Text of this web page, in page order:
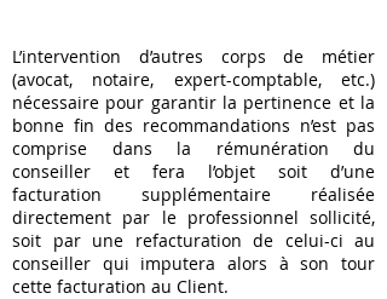
L’intervention d’autres corps de métier
(avocat, notaire, expert-comptable, etc.)
nécessaire pour garantir la pertinence et la
bonne fin des recommandations n’est pas
comprise dans la rémunération du
conseiller et fera l’objet soit d’une
facturation supplémentaire réalisée
directement par le professionnel sollicité,
soit par une refacturation de celui-ci au
conseiller qui imputera alors à son tour
cette facturation au Client.